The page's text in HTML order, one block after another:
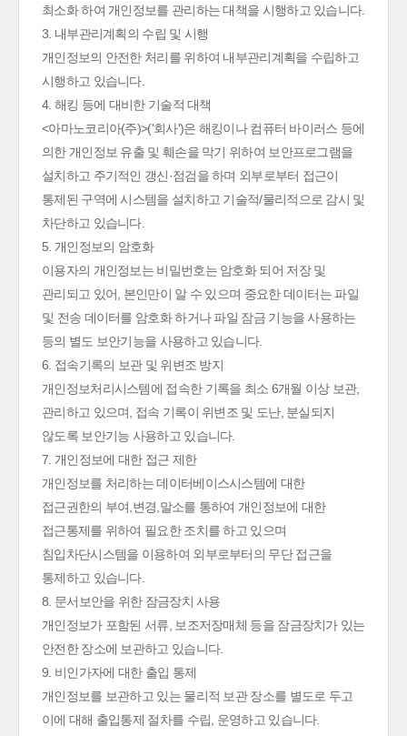
최소화 하여 개인정보를 관리하는 대책을 시행하고 있습니다.
3. 내부관리계획의 수립 및 시행
개인정보의 안전한 처리를 위하여 내부관리계획을 수립하고
시행하고 있습니다.
4. 해킹 등에 대비한 기술적 대책
<아마노코리아(주)>('회사')은 해킹이나 컴퓨터 바이러스 등에
의한 개인정보 유출 및 훼손을 막기 위하여 보안프로그램을
설치하고 주기적인 갱신·점검을 하며 외부로부터 접근이
통제된 구역에 시스템을 설치하고 기술적/물리적으로 감시 및
차단하고 있습니다.
5. 개인정보의 암호화
이용자의 개인정보는 비밀번호는 암호화 되어 저장 및
관리되고 있어, 본인만이 알 수 있으며 중요한 데이터는 파일
및 전송 데이터를 암호화 하거나 파일 잠금 기능을 사용하는
등의 별도 보안기능을 사용하고 있습니다.
6. 접속기록의 보관 및 위변조 방지
개인정보처리시스템에 접속한 기록을 최소 6개월 이상 보관,
관리하고 있으며, 접속 기록이 위변조 및 도난, 분실되지
않도록 보안기능 사용하고 있습니다.
7. 개인정보에 대한 접근 제한
개인정보를 처리하는 데이터베이스시스템에 대한
접근권한의 부여,변경,말소를 통하여 개인정보에 대한
접근통제를 위하여 필요한 조치를 하고 있으며
침입차단시스템을 이용하여 외부로부터의 무단 접근을
통제하고 있습니다.
8. 문서보안을 위한 잠금장치 사용
개인정보가 포함된 서류, 보조저장매체 등을 잠금장치가 있는
안전한 장소에 보관하고 있습니다.
9. 비인가자에 대한 출입 통제
개인정보를 보관하고 있는 물리적 보관 장소를 별도로 두고
이에 대해 출입통제 절차를 수립, 운영하고 있습니다.